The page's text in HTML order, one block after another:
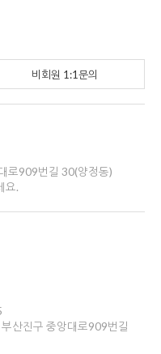
비회원 1:1문의
로909번길 30(양정동)
요.
산진구 중앙대로909번길